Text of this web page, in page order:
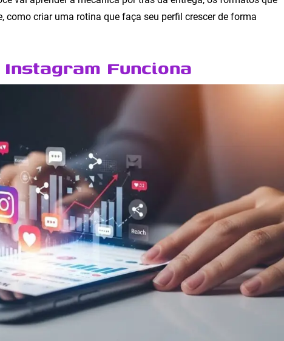
criar uma rotina que faça seu perfil crescer de forma
Funciona